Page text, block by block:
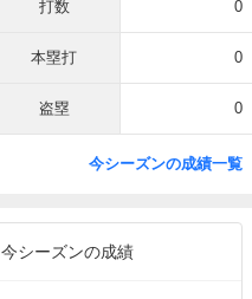
打数 0
本塁打 0
盗塁 0
今シーズンの成績一覧
今シーズンの成績